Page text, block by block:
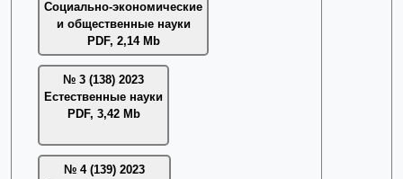
Социально-экономические
и общественные науки
PDF, 2,14 Mb
№ 3 (138) 2023
Естественные науки
PDF, 3,42 Mb
№ 4 (139) 2023